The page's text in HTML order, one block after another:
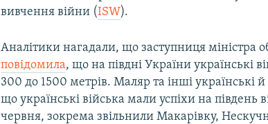
вивчення війни (ISW).
Аналітики нагадали, що заступниця міністра
повідомила, що на півдні України українські
300 до 1500 метрів. Маляр та інші українські
що українські війська мали успіхи на південь
червня, зокрема звільнили Макарівку,